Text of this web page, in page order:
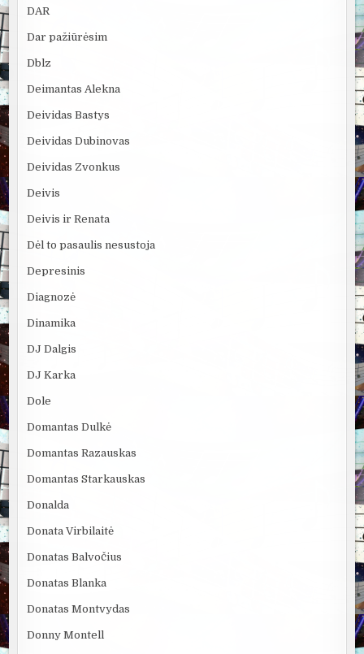
DAR
Dar pažiūrėsim
Dblz
Deimantas Alekna
Deividas Bastys
Deividas Dubinovas
Deividas Zvonkus
Deivis
Deivis ir Renata
Dėl to pasaulis nesustoja
Depresinis
Diagnozė
Dinamika
DJ Dalgis
DJ Karka
Dole
Domantas Dulkė
Domantas Razauskas
Domantas Starkauskas
Donalda
Donata Virbilaitė
Donatas Balvočius
Donatas Blanka
Donatas Montvydas
Donny Montell